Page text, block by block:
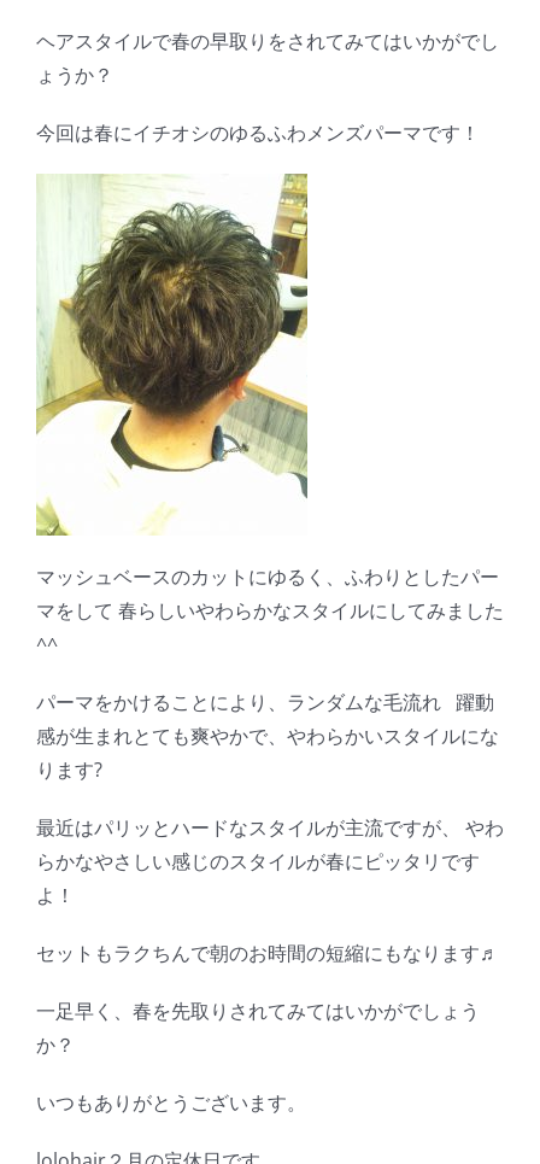
ヘアスタイルで春の早取りをされてみてはいかがでし
ょうか？
今回は春にイチオシのゆるふわメンズパーマです！
マッシュベースのカットにゆるく、ふわりとしたパー
マをして 春らしいやわらかなスタイルにしてみました
^^
パーマをかけることにより、ランダムな毛流れ 躍動
感が生まれとても爽やかで、やわらかいスタイルにな
ります?
最近はパリッとハードなスタイルが主流ですが、 やわ
らかなやさしい感じのスタイルが春にピッタリです
よ！
セットもラクちんで朝のお時間の短縮にもなります♬
一足早く、春を先取りされてみてはいかがでしょう
か？
いつもありがとうございます。